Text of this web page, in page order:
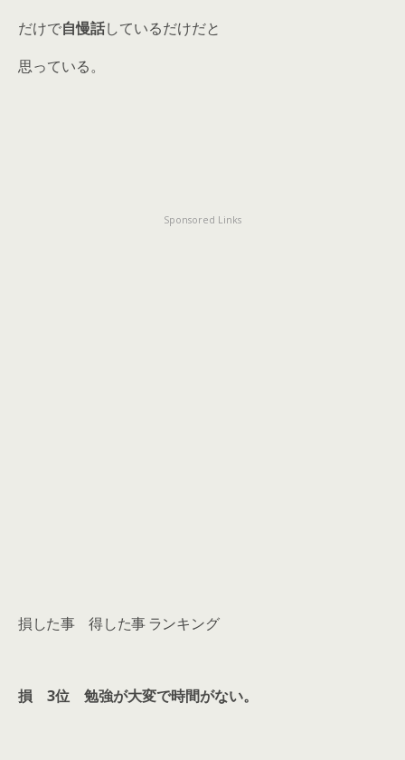
だけで自慢話しているだけだと
思っている。
Sponsored Links
損した事 得した事 ランキング
損 3位 勉強が大変で時間がない。